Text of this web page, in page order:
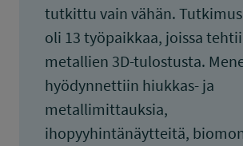
tutkittu vain vähän.
oli 13 työpaikkaa, joissa
metallien 3D-tulostusta.
hyödynnettiin hiukkas- ja
metallimittauksia,
ihopyyhintänäytteitä,